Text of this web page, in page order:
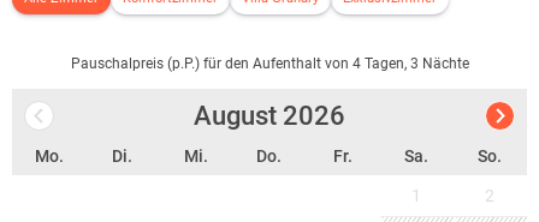
Pauschalpreis (p.P.) für den Aufenthalt von 4 Tagen, 3 Nächte
August 2026
Mo. Di. Mi. Do. Fr. Sa. So.
1 2